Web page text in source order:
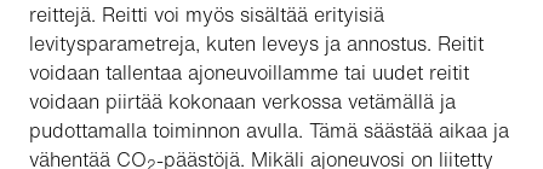
reittejä. Reitti voi myös sisältää erityisiä
levitysparametreja, kuten leveys ja annostus. Reitit
voidaan tallentaa ajoneuvoillamme tai uudet reitit
voidaan piirtää kokonaan verkossa vetämällä ja
pudottamalla toiminnon avulla. Tämä säästää aikaa ja
vähentää CO2-päästöjä. Mikäli ajoneuvosi on liitetty